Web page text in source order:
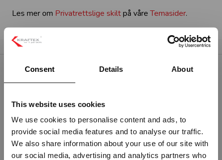
Consent Details About
This website uses cookies
We use cookies to personalise content and ads, to
provide social media features and to analyse our traffic.
We also share information about your use of our site with
our social media, advertising and analytics partners who
Les mer om Privatrettslige skiltpå våreTemasider.
Vennligst velg portal